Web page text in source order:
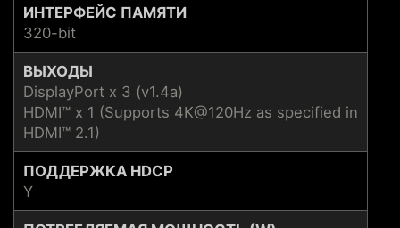
ИНТЕРФЕЙС ПАМЯТИ
320-bit
ВЫХОДЫ
DisplayPort x 3 (v1.4a)
HDMI™ x 1 (Supports 4K@120Hz as specified in
HDMI™ 2.1)
ПОДДЕРЖКА HDCP
Y